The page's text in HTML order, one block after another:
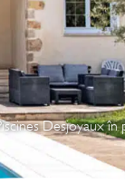
Desjoyaux